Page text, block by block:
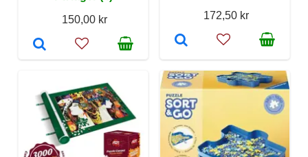
150,00 kr
172,50 kr